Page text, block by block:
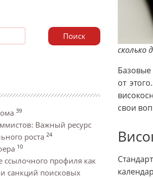
Поиск
39
Важный ресурс
роста 24
10
профиля как
санкций поисковых
сколько
от
свои